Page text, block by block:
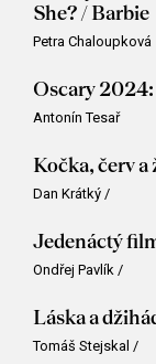
She? / Barbie
Petra Chaloupková
Oscary
Antonín Tesař
Kočka, červ a
Dan Krátký /
Jedenáctý
Ondřej Pavlík /
Láska a
Tomáš Stejskal /